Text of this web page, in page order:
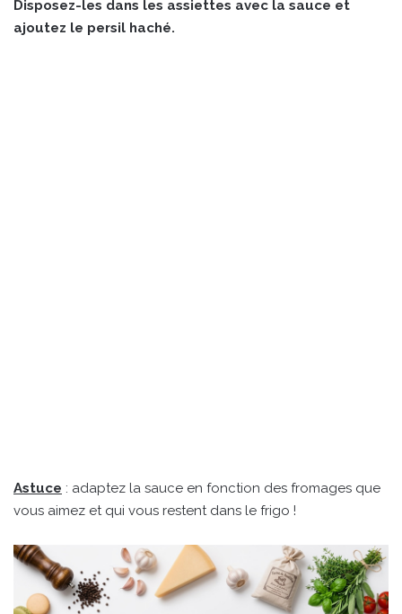
Disposez-les dans les assiettes avec la sauce et
ajoutez le persil haché.
Astuce : adaptez la sauce en fonction des fromages que
vous aimez et qui vous restent dans le frigo !